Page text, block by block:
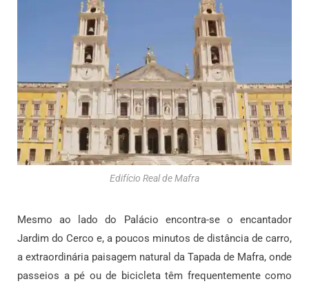
Edifício Real de Mafra
Mesmo ao lado do Palácio encontra-se o encantador
Jardim do Cerco e, a poucos minutos de distância de carro,
a extraordinária paisagem natural da Tapada de Mafra, onde
passeios a pé ou de bicicleta têm frequentemente como